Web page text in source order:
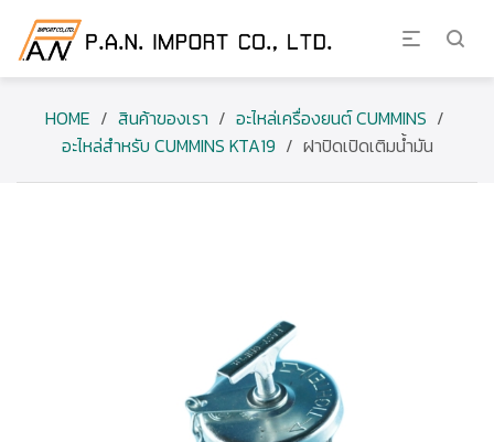
HOME / สินค้าของเรา / อะไหล่เครื่องยนต์ CUMMINS /
อะไหล่สำหรับ CUMMINS KTA19 / ฝาปิดเปิดเติมน้ำมัน